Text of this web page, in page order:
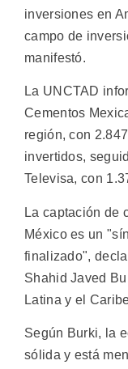
inversiones en
campo de
manifestó.
La UNCTAD
Cementos
región, con
invertidos,
Televisa, con
La captación de
México es un
finalizado",
Shahid Javed
Latina y el
Según Burki, la
sólida y está